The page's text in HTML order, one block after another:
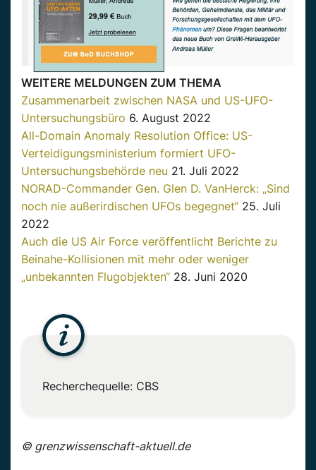
WEITERE MELDUNGEN ZUM THEMA
Zusammenarbeit zwischen NASA und US-UFO-
Untersuchungsbüro 6. August 2022
All-Domain Anomaly Resolution Office: US-
Verteidigungsministerium formiert UFO-
Untersuchungsbehörde neu 21. Juli 2022
NORAD-Commander Gen. Glen D. VanHerck: „Sind
noch nie außerirdischen UFOs begegnet“ 25. Juli
2022
Auch die US Air Force veröffentlicht Berichte zu
Beinahe-Kollisionen mit mehr oder weniger
„unbekannten Flugobjekten“ 28. Juni 2020
Recherchequelle: CBS
© grenzwissenschaft-aktuell.de